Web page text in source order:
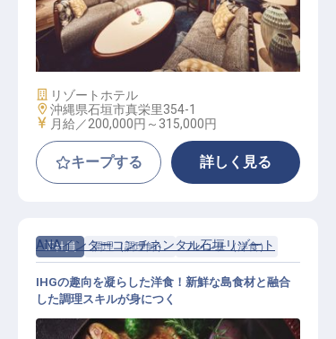
クラブラウンジ│年間休日120日／福
利厚生充実／内定までWEB完結可
施設業態
リゾートホテル
勤務地
沖縄県石垣市真栄里354-1
給与
月給／200,000円～ 315,000円
キープする 詳しく見る
正社員 調理（調理師） フレンチ（洋食）
ANAインターコンチネンタル石垣リゾート
IHGの趣向を凝らした洋食！新鮮な島食材と融合
した調理スキルが身につく